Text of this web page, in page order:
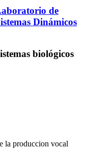
de
Dinámicos
biológicos
la produccion vocal